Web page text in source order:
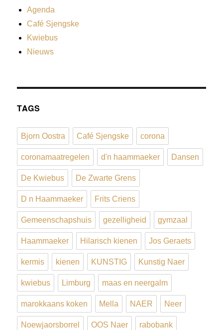
Agenda
Café Sjengske
Kwiebus
Nieuws
TAGS
Bjorn Oostra Café Sjengske corona
coronamaatregelen d'n haammaeker Dansen
De Kwiebus De Zwarte Grens
D n Haammaeker Frits Criens
Gemeenschapshuis gezelligheid gymzaal
Haammaeker Hilarisch kienen Jos Geraets
kermis kienen KUNSTIG Kunstig Naer
kwiebus Limburg maas en neergalm
marokkaans koken Mella NAER Neer
Noewjaorsborrel OOS Naer rabobank